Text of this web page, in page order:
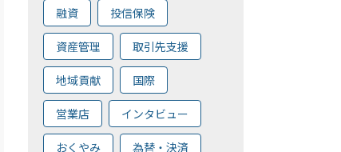
融資 投信保険
資産管理 取引先支援
地域貢献 国際
営業店 インタビュー
おくやみ 為替・決済